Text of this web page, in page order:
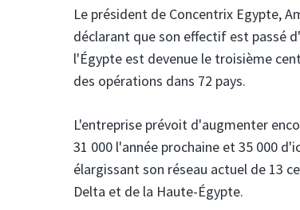
Le président de Concentrix Egypte,
déclarant que son effectif est passé
l'Égypte est devenue le troisième
des opérations dans 72 pays.
L'entreprise prévoit d'augmenter
31 000 l'année prochaine et 35 000
élargissant son réseau actuel de 13
Delta et de la Haute-Égypte.